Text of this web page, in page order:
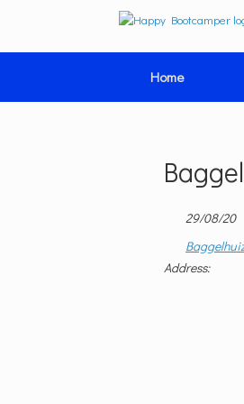
Home
29/08/20
Address: